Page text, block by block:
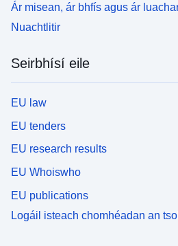
Ár misean, ár bhfís agus ár
Nuachtlitir
Seirbhísí eile
EU law
EU tenders
EU research results
EU Whoiswho
EU publications
Logáil isteach chomhéadan an